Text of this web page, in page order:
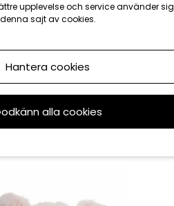
tillbehör
upplevelse och service använder sig
denna sajt av cookies.
Hantera cookies
alla cookies